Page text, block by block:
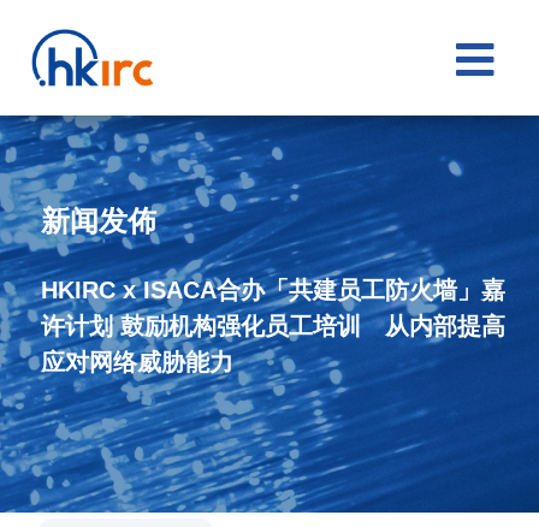

新闻发佈
HKIRC x ISACA合办「共建员工防火墙」嘉
许计划 鼓励机构强化员工培训 从内部提高
应对网络威胁能力